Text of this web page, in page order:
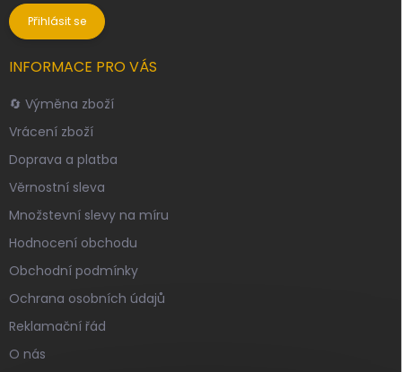
Přihlásit se
INFORMACE PRO VÁS
🔄 Výměna zboží
Vrácení zboží
Doprava a platba
Věrnostní sleva
Množstevní slevy na míru
Hodnocení obchodu
Obchodní podmínky
Ochrana osobních údajů
Reklamační řád
O nás